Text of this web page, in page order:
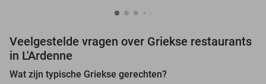
Veelgestelde vragen over Griekse restaurants
in L'Ardenne
Wat zijn typische Griekse gerechten?